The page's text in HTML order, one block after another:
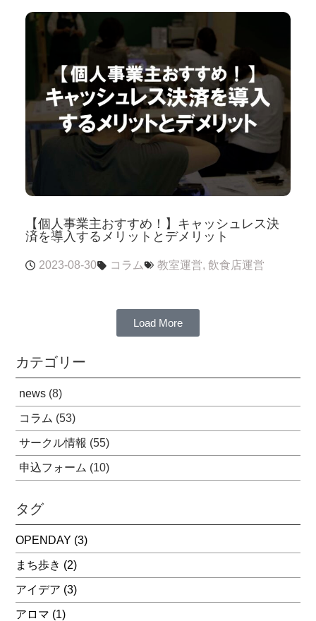
【個人事業主おすすめ！】キャッシュレス決
済を導入するメリットとデメリット
2023-08-30 コラム 教室運営, 飲食店運営
Load More
カテゴリー
news (8)
コラム (53)
サークル情報 (55)
申込フォーム (10)
タグ
OPENDAY (3)
まち歩き (2)
アイデア (3)
アロマ (1)